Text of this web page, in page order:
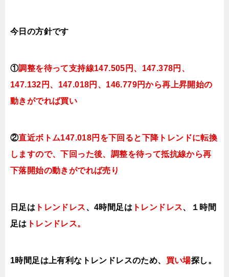
今日 の方針です
①調整を待って支持線147.505円、147.378円、
147.132円、147.018円、146.779円から再上昇開始の
動きがでれば買い
②直近ボトム147.018円を下回ると下降トレンドに転換
しますので、下回った後、調整を待って抵抗線から再
下落開始の動きがでれば売り
日足は トレンドレス、4時間足は トレンドレス、１時間
足は トレンドレス。
1時間足は上有利なトレンドレスのため、 買い場探し。